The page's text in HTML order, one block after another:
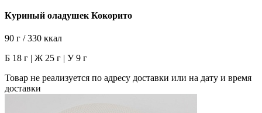
Куриный оладушек Кокорито
90 г / 330 ккал
Б 18 г | Ж 25 г | У 9 г
Товар не реализуется по адресу доставки или на дату и время
доставки